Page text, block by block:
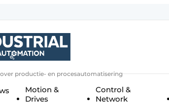
Algemene voorwaarden
Contact
productie- en procesautomatisering
Motion &
Drives
Control &
Network